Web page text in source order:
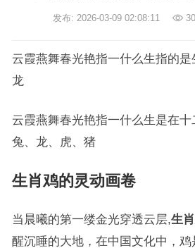
发布: 2026-03-09 02:08:11 30
云霞燕舞春光艳指一什么生指的
龙
云霞燕舞春光艳指一什么生是在十
兔、龙、虎、猪
生肖鸡的灵动画卷
当晨曦的第一缕金光穿透云层,生
醒沉睡的大地，在中国文化中，鸡